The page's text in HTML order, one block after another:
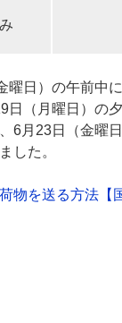
曜日）の午前中
日（月曜日）の
6月23日（金曜
した。
物を送る方法【